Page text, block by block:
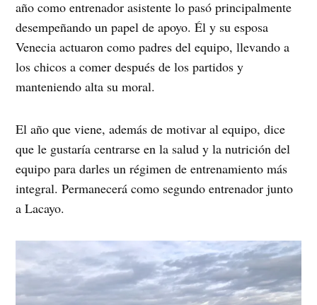
año como entrenador asistente lo pasó principalmente
desempeñando un papel de apoyo. Él y su esposa
Venecia actuaron como padres del equipo, llevando a
los chicos a comer después de los partidos y
manteniendo alta su moral.
El año que viene, además de motivar al equipo, dice
que le gustaría centrarse en la salud y la nutrición del
equipo para darles un régimen de entrenamiento más
integral. Permanecerá como segundo entrenador junto
a Lacayo.